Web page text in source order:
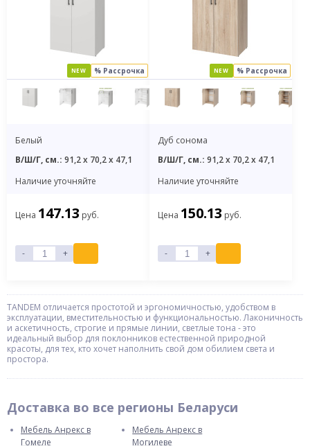
NEW % Рассрочка
Белый
В/Ш/Г, см.: 91,2 x 70,2 x 47,1
Наличие уточняйте
Цена 147.13 руб.
- +
NEW % Рассрочка
Дуб сонома
В/Ш/Г, см.: 91,2 x 70,2 x 47,1
Наличие уточняйте
Цена 150.13 руб.
- +
TANDEM отличается простотой и эргономичностью, удобством в
эксплуатации, вместительностью и функциональностью. Лаконичность
и аскетичность, строгие и прямые линии, светлые тона - это
идеальный выбор для поклонников естественной природной
красоты, для тех, кто хочет наполнить свой дом обилием света и
простора.
Доставка во все регионы Беларуси
Мебель Анрекс в
Гомеле
Мебель Анрекс в
Могилеве